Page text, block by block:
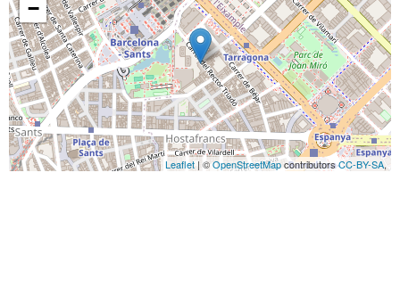
−
Leaflet | ©OpenStreetMapcontributorsCC-BY-SA,